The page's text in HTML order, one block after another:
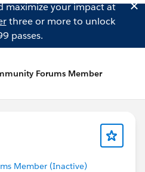
maximize your impact at
three or more to unlock
passes.
Forums Member
Member (Inactive)